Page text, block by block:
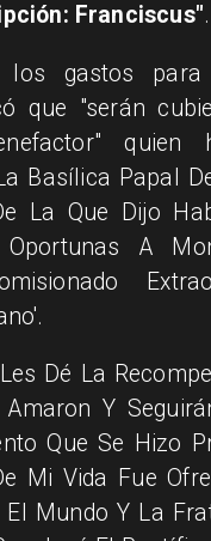
Franciscus".
gastos para
que "serán
quien
Basílica Papal
La Que Dijo
Oportunas A
Dé La
Y
Que Se Hizo
Mi Vida Fue
Mundo Y La